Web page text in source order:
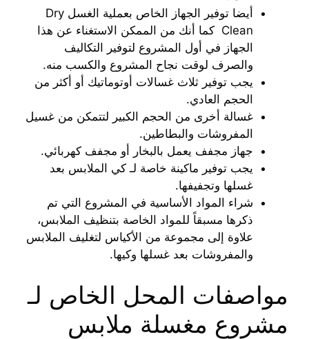
أيضا توفير الجهاز الخاص بعملية الغسل Dry
Clean كما أنك من الممكن الاستغناء عن هذا
الجهاز في أول المشروع لتوفير التكاليف
والصرف لوقت نجاح المشروع والكسب منه.
يجب توفير ثلاث غسالات أوتوماتيك أو أكثر من
الحجم العادي.
غسالة أخرى من الحجم الكبير لتتمكن من غسيل
المفروشات والبطاطين.
جهاز مجفف يعمل بالبخار أو مجفف كهربائي.
يجب توفير ماكينة خاصة لـ كي الملابس بعد
غسلها وتجفيفها.
شراء المواد الأساسية في المشروع التي تم
ذكرها مسبقاً للمواد الخاصة بتنظيف الملابس،
علاوة إلى مجموعة من الأكياس لتغليف الملابس
والمفروشات بعد غسلها وكيها.
مواصفات المحل الخاص لـ
مشروع مغسلة ملابس